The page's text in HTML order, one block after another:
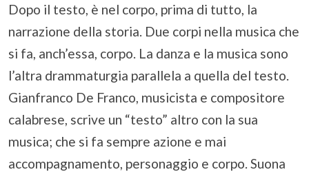
Dopo il testo, è nel corpo, prima di tutto, la
narrazione della storia. Due corpi nella musica che
si fa, anch’essa, corpo. La danza e la musica sono
l’altra drammaturgia parallela a quella del testo.
Gianfranco De Franco, musicista e compositore
calabrese, scrive un “testo” altro con la sua
musica; che si fa sempre azione e mai
accompagnamento, personaggio e corpo. Suona